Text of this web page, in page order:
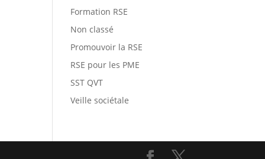
Formation RSE
Non classé
Promouvoir la RSE
RSE pour les PME
SST QVT
Veille sociétale